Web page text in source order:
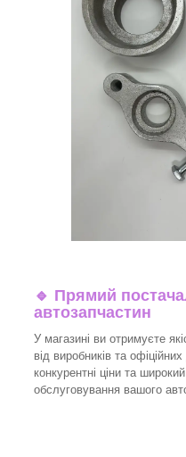
🔹 Прямий
автозапчастин
У магазині ви отримуєте
від виробників та
конкурентні ціни та
обслуговування вашого